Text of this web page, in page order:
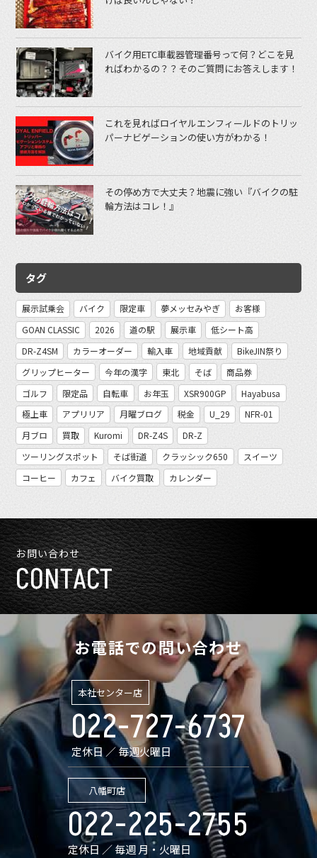
バイク用ETC車載器管理番号って何？どこを見
ればわかるの？？そのご質問にお答えします！
これを見ればロイヤルエンフィールドのトリッ
パーナビゲーションの使い方がわかる！
その停め方で大丈夫？地震に強い『バイクの駐
輪方法はコレ！』
タグ
展示試乗会 バイク 限定車 夢メッセみやぎ
お客様
GOAN CLASSIC
2026 道の駅 展示車
低シート高
DR-Z4SM
カラーオーダー 輸入車 地域貢献
BikeJIN祭り
グリップヒーター
今年の漢字 東北 そば
商品券
ゴルフ
限定品 自転車 お年玉 XSR900GP
Hayabusa
極上車
アプリリア 月曜ブログ 税金 U_29
NFR-01
月ブロ
買取 Kuromi DR-Z4S
DR-Z
ツーリングスポット
そば街道 クラッシック650
スイーツ
コーヒー
カフェ バイク買取 カレンダー
お問い合わせ
CONTACT
お電話での問い合わせ
本社センター店
022-727-6737
定休日 ／ 毎週火曜日
八幡町店
022-225-2755
定休日 ／ 毎週 月・火曜日